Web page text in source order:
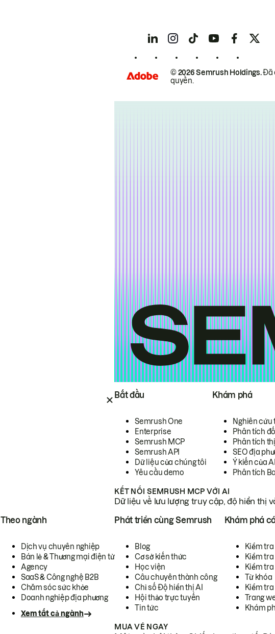
Bắt đầu
Semrush One
Enterprise
Semrush MCP
Semrush API
Dữ liệu của chúng tôi
Yêu cầu demo
Khám phá
Nghiên cứu
Phân tích
Phân tích
SEO địa
Ý kiến của
Phân tích
KẾT NỐI SEMRUSH MCP VỚI AI
Dữ liệu về lưu lượng truy cập, độ hiển thị
Theo ngành
Dịch vụ chuyên nghiệp
Bán lẻ & Thương mại điện tử
Agency
SaaS & Công nghệ B2B
Chăm sóc sức khỏe
Doanh nghiệp địa phương
Xem tất cả ngành
Phát triển cùng Semrush
Blog
Cơ sở kiến thức
Học viện
Câu chuyên thành công
Chỉ số Độ hiển thị AI
Hội thảo trực tuyến
Tin tức
Khám phá
Kiểm
Kiểm tra
Kiểm
Từ khóa
Kiểm
Trang
Khám
MUA VÉ NGAY
© 2026 Semrush Holdings.Đã
quyền.